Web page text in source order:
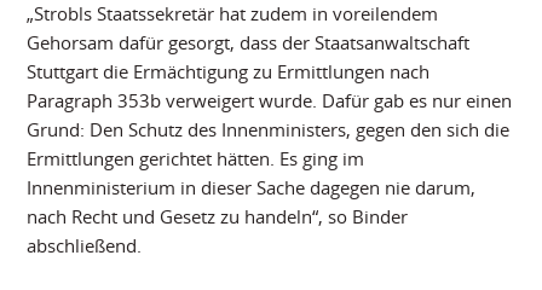
„Strobls Staatssekretär hat zudem in voreilendem
Gehorsam dafür gesorgt, dass der Staatsanwaltschaft
Stuttgart die Ermächtigung zu Ermittlungen nach
Paragraph 353b verweigert wurde. Dafür gab es nur einen
Grund: Den Schutz des Innenministers, gegen den sich die
Ermittlungen gerichtet hätten. Es ging im
Innenministerium in dieser Sache dagegen nie darum,
nach Recht und Gesetz zu handeln“, so Binder
abschließend.